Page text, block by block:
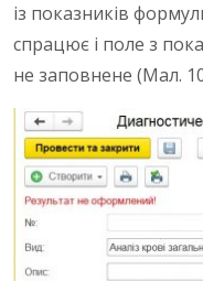
із показників
спрацює і поле з
не заповнене (Мал.